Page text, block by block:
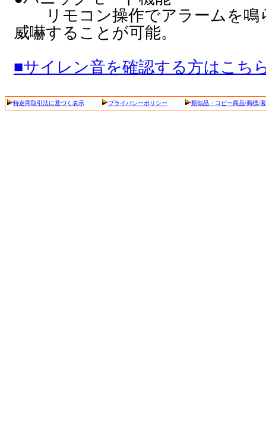
リモコン操作でアラームを鳴
威嚇することが可能。
■サイレン音を確認する方はこち
特定商取引法に基づく表示 プライバシーポリシー 類似品・コピー商品/商標/